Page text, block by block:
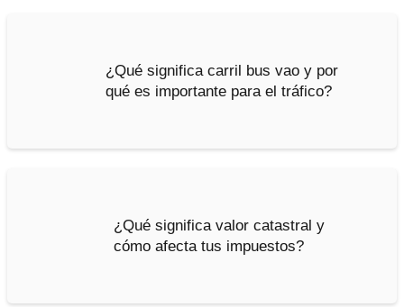
¿Qué significa carril bus vao y por
qué es importante para el tráfico?
¿Qué significa valor catastral y
cómo afecta tus impuestos?